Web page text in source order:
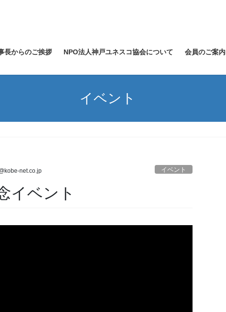
長からのご挨拶 NPO法人神戸ユネスコ協会について 会員のご案内
イベント
net.co.jp イベント
イベント